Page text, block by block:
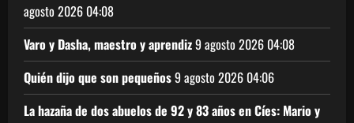
agosto 2026 04:08
Varo y Dasha, maestro y aprendiz9 agosto 2026 04:08
Quién dijo que son pequeños9 agosto 2026 04:06
La hazaña de dos abuelos de 92 y 83 años en Cíes: Mario y